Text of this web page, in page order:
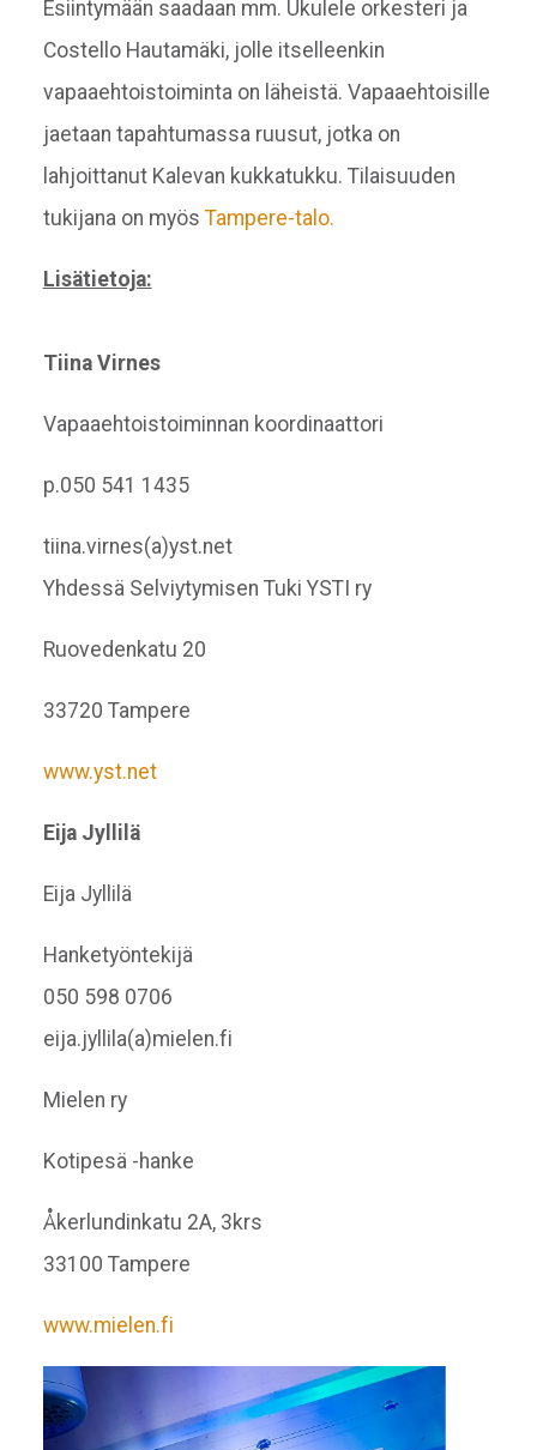
Esiintymään saadaan mm. Ukulele orkesteri ja
Costello Hautamäki, jolle itselleenkin
vapaaehtoistoiminta on läheistä. Vapaaehtoisille
jaetaan tapahtumassa ruusut, jotka on
lahjoittanut Kalevan kukkatukku. Tilaisuuden
tukijana on myös Tampere-talo.
Lisätietoja:
Tiina Virnes
Vapaaehtoistoiminnan koordinaattori
p.050 541 1435
tiina.virnes(a)yst.net
Yhdessä Selviytymisen Tuki YSTI ry
Ruovedenkatu 20
33720 Tampere
www.yst.net
Eija Jyllilä
Eija Jyllilä
Hanketyöntekijä
050 598 0706
eija.jyllila(a)mielen.fi
Mielen ry
Kotipesä -hanke
Åkerlundinkatu 2A, 3krs
33100 Tampere
www.mielen.fi